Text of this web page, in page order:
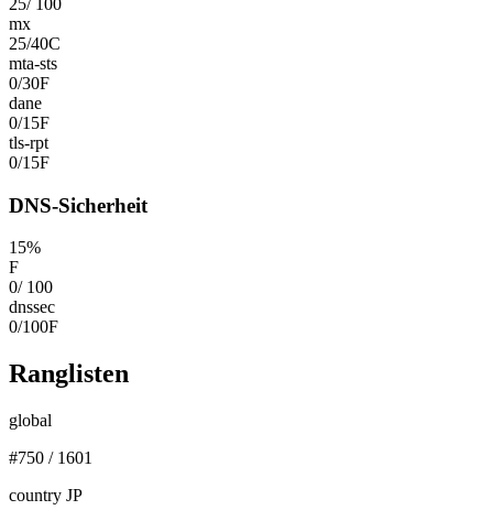
mx
25/40C
mta-sts
0/30F
dane
0/15F
tls-rpt
0/15F
DNS-Sicherheit
15%
F
0/ 100
dnssec
0/100F
Ranglisten
global
#750 / 1601
country JP